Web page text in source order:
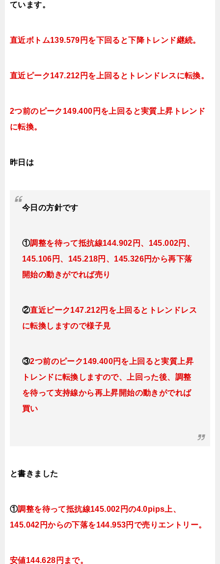
ています。
直近ボトム139.579円を下回ると下降トレンド継続。
直近ピーク147.212円を上回るとトレンドレスに転換。
2つ前のピーク149.400円を上回ると実質上昇トレンド
に転換。
昨日は
今日 の方針です
①調整を待って抵抗線144.902 円、145.002円 、
145.106円、145.218円、145.326円から再下落
開始の動きがでれば売り
②直近ピーク147.212円を上回るとトレンドレス
に転換しますので様子見
③2つ前のピーク149.400円を上回ると実質上昇
トレンドに転換しますので、上回った後、調整
を待って支持線から再上昇開始の動きがでれば
買い
と書きました
①調整を待って抵抗線145.002 円の4.0pips上、
145.042 円からの下落を144.953円で売りエントリー。
安値144.628円まで。